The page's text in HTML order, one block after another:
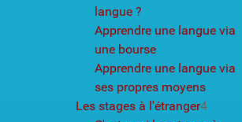
langue ?
Apprendre une langue via
une bourse
Apprendre une langue via
ses propres moyens
Les stages à l'étranger4